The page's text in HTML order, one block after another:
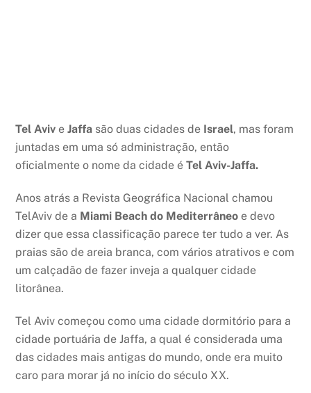
Tel Aviv eJaffa são duas cidades de Israel, mas foram
juntadas em uma só administração, então
oficialmente o nome da cidade éTel Aviv-Jaffa.
Anos atrás a Revista Geográfica Nacional chamou
TelAviv de a Miami Beach do Mediterrâneo e devo
dizer que essa classificação parece ter tudo a ver. As
praias são de areia branca, com vários atrativos e com
um calçadão de fazer inveja a qualquer cidade
litorânea.
Tel Aviv começou como uma cidade dormitório para a
cidade portuária de Jaffa, a qual é considerada uma
das cidades mais antigas do mundo, onde era muito
caro para morar já no início do século XX.